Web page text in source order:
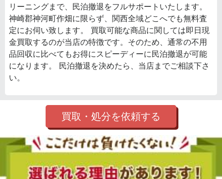
リーニングまで、民泊撤退をフルサポートいたします。
神崎郡神河町作畑に限らず、関西全域どこへでも無料査
定にお伺い致します。 買取可能な商品に関しては即日現
金買取するのが当店の特徴です。そのため、通常の不用
品回収に比べてもお得にスピーディーに民泊撤退が可能
になります。 民泊撤退を決めたら、当店までご相談下さ
い。
買取・処分を依頼する